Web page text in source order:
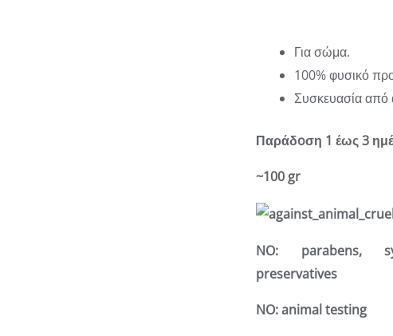
Για σώμα.
100% φυσικό
Συσκευασία από
Παράδoση 1 έως 3
~100 gr
NO: parabens,
preservatives
NO:animal testing